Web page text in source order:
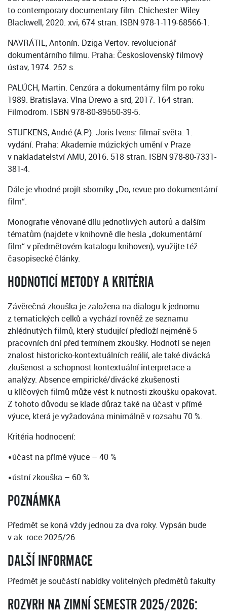
to contemporary documentary film. Chichester: Wiley
Blackwell, 2020. xvi, 674 stran. ISBN 978-1-119-68566-1.
NAVRÁTIL, Antonín. Dziga Vertov: revolucionář
dokumentárního filmu. Praha: Československý filmový
ústav, 1974. 252 s.
PALÚCH, Martin. Cenzúra a dokumentárny film po roku
1989. Bratislava: Vlna Drewo a srd, 2017. 164 stran:
Filmodrom. ISBN 978-80-89550-39-5.
STUFKENS, André (A.P.). Joris Ivens: filmař světa. 1.
vydání. Praha: Akademie múzických umění v Praze
v nakladatelství AMU, 2016. 518 stran. ISBN 978-80-7331-
381-4.
Dále je vhodné projít sborníky „Do, revue pro dokumentární
film“.
Monografie věnované dílu jednotlivých autorů a dalším
tématům (najdete v knihovně dle hesla „dokumentární
film“ v předmětovém katalogu knihoven), využijte též
časopisecké články.
HODNOTICÍ METODY A KRITÉRIA
Závěrečná zkouška je založena na dialogu k jednomu
z tematických celků a vychází rovněž ze seznamu
zhlédnutých filmů, který studující předloží nejméně 5
pracovních dní před termínem zkoušky. Hodnotí se nejen
znalost historicko-kontextuálních reálií, ale také divácká
zkušenost a schopnost kontextuální interpretace a
analýzy. Absence empirické/divácké zkušenosti
u klíčových filmů může vést k nutnosti zkoušku opakovat.
Z tohoto důvodu se klade důraz také na účast v přímé
výuce, která je vyžadována minimálně v rozsahu 70 %.
Kritéria hodnocení:
•účast na přímé výuce – 40 %
•ústní zkouška – 60 %
POZNÁMKA
Předmět se koná vždy jednou za dva roky. Vypsán bude
v ak. roce 2025/26.
DALŠÍ INFORMACE
Předmět je součástí nabídky volitelných předmětů fakulty
ROZVRH NA ZIMNÍ SEMESTR 2025/2026: